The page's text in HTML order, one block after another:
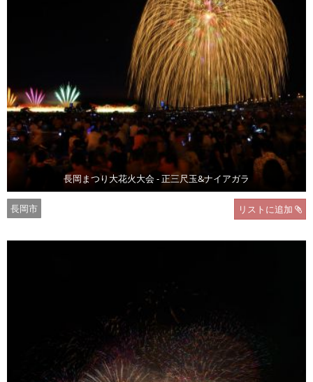
長岡まつり大花火大会 - 正三尺玉&ナイアガラ
長岡市 リストに追加